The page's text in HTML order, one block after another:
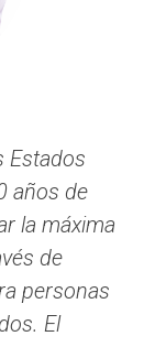
gama de
incluyen
maternidad
escenarios
condiciones
las personas sin
Estados
años de
la máxima
de
personas
El